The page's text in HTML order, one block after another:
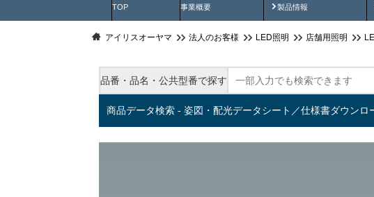
TOP 事業概要 製品情報
製品動画
アイリスオーヤマ 法人のお客様 LED照明 店舗用照明
品番・品名・公共型番で探す
商品データ検索 - 姿図・配光データシート／仕様書ダウンロ